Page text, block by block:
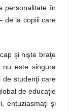
personalitate în
de la copiii care
şi nişte braţe
este singura
de studenţi care
de educaţie
entuziasmaţi şi